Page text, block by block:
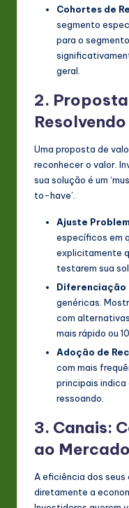
Cohortes de
segmento
para o
geral.
2.
Uma proposta de
reconhecer o valor.
sua solução é um
to-have’.
Ajuste
específicos em
explicitamente
testarem sua
genéricas.
com
mais rápido ou
Adoção de
com mais
principais
ressoando.
3. Canais:
ao Mercado
A eficiência dos
diretamente a